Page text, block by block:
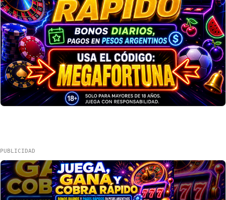
PUBLICIDAD